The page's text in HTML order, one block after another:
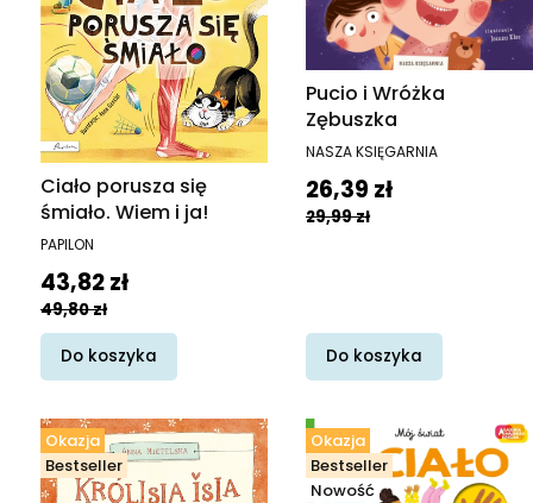
Ciało porusza się
śmiało. Wiem i ja!
PRODUCENT
PAPILON
Cena promocyjna
43,82 zł
49,80 zł
Do koszyka
Pucio i Wróżka
Zębuszka
PRODUCENT
NASZA KSIĘGARNIA
Cena promocyjna
26,39 zł
29,99 zł
Do koszyka
Okazja
Bestseller
Okazja
Bestseller
Nowość